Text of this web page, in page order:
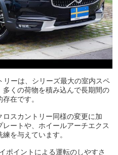
ーは、シリーズ最大の室内スペ
くの荷物を積み込んで長期間の
在です。
スカントリー同様の変更に加
ートや、ホイールアーチエクス
を与えています。
ポイントによる運転のしやすさ